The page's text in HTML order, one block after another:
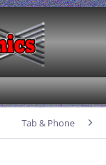
Tab & Phone